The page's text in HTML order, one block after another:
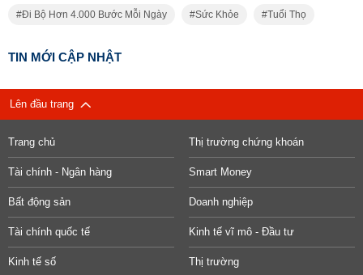
Đi Bộ Hơn 4.000 Bước Mỗi Ngày Sức Khỏe Tuổi Thọ
TIN MỚI CẬP NHẬT
Lên đầu trang
Trang chủ Thị trường chứng khoán
Tài chính - Ngân hàng Smart Money
Bất động sản Doanh nghiệp
Tài chính quốc tế Kinh tế vĩ mô - Đầu tư
Kinh tế số Thị trường